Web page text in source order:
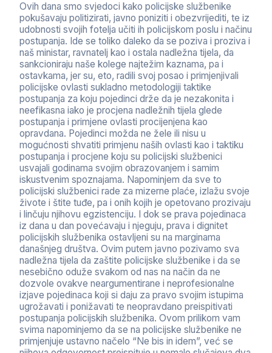
Ovih dana smo svjedoci kako policijske službenike
pokušavaju politizirati, javno poniziti i obezvrijediti, te iz
udobnosti svojih fotelja učiti ih policijskom poslu i načinu
postupanja. Ide se toliko daleko da se poziva i proziva i
naš ministar, ravnatelj kao i ostala nadležna tijela, da
sankcioniraju naše kolege najtežim kaznama, pa i
ostavkama, jer su, eto, radili svoj posao i primjenjivali
policijske ovlasti sukladno metodologiji taktike
postupanja za koju pojedinci drže da je nezakonita i
neefikasna iako je procjena nadležnih tijela glede
postupanja i primjene ovlasti procijenjena kao
opravdana. Pojedinci možda ne žele ili nisu u
mogućnosti shvatiti primjenu naših ovlasti kao i taktiku
postupanja i procjene koju su policijski službenici
usvajali godinama svojim obrazovanjem i samim
iskustvenim spoznajama. Napominjem da sve to
policijski službenici rade za mizerne plaće, izlažu svoje
živote i štite tuđe, pa i onih kojih je opetovano prozivaju
i linčuju njihovu egzistenciju. I dok se prava pojedinaca
iz dana u dan povećavaju i njeguju, prava i dignitet
policijskih službenika ostavljeni su na marginama
današnjeg društva. Ovim putem javno pozivamo sva
nadležna tijela da zaštite policijske službenike i da se
nesebično oduže svakom od nas na način da ne
dozvole ovakve neargumentirane i neprofesionalne
izjave pojedinaca koji si daju za pravo svojim istupima
ugrožavati i ponižavati te neopravdano preispitivati
postupanja policijskih službenika. Ovom prilikom vam
svima napominjemo da se na policijske službenike ne
primjenjuje ustavno načelo “Ne bis in idem”, već se